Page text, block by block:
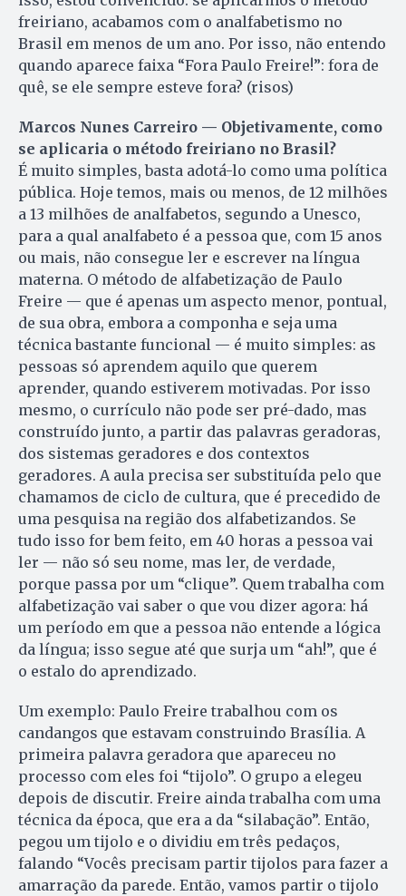
freiriano, acabamos com o analfabetismo no
Brasil em menos de um ano. Por isso, não entendo
quando aparece faixa “Fora Paulo Freire!”: fora de
quê, se ele sempre esteve fora? (risos)
Marcos Nunes Carreiro — Obje­tiva­mente, como
se aplicaria o método freiriano no Brasil?
É muito simples, basta adotá-lo como uma política
pública. Hoje temos, mais ou menos, de 12 mi­lhões
a 13 milhões de analfabetos, segundo a Unesco,
para a qual analfabeto é a pessoa que, com 15 anos
ou mais, não consegue ler e escrever na língua
materna. O método de alfabetização de Paulo
Freire — que é apenas um aspecto menor, pontual,
de sua obra, embora a componha e seja uma
técnica bastante funcional — é muito simples: as
pessoas só aprendem aquilo que querem
aprender, quando estiverem motivadas. Por isso
mesmo, o currículo não pode ser pré-dado, mas
construído junto, a partir das palavras geradoras,
dos sistemas geradores e dos contextos
geradores. A aula precisa ser substituída pelo que
chamamos de ciclo de cultura, que é precedido de
uma pesquisa na região dos alfabetizandos. Se
tudo isso for bem feito, em 40 horas a pessoa vai
ler — não só seu nome, mas ler, de verdade,
porque passa por um “clique”. Quem trabalha com
alfabetização vai saber o que vou dizer agora: há
um período em que a pessoa não entende a lógica
da língua; isso segue até que surja um “ah!”, que é
o estalo do aprendizado.
Um exemplo: Paulo Freire trabalhou com os
candangos que estavam construindo Brasília. A
primeira palavra geradora que apareceu no
processo com eles foi “tijolo”. O grupo a elegeu
depois de discutir. Freire ainda trabalha com uma
técnica da época, que era a da “silabação”. Então,
pegou um tijolo e o dividiu em três pedaços,
falando “Vocês precisam partir tijolos para fazer a
amarração da parede. Então, vamos partir o tijolo